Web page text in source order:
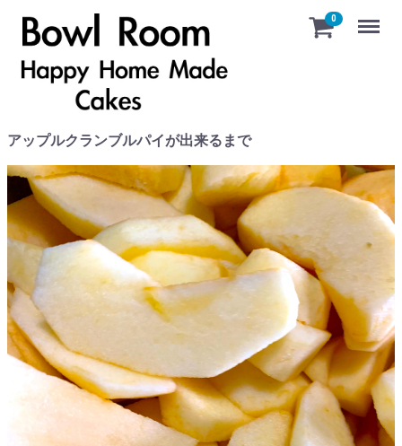
0 Menu
アップルクランブルパイが出来るまで